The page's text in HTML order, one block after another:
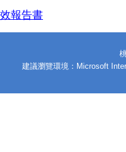
報告書
建議瀏覽環境：Microsoft